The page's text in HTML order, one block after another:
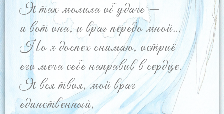
Я так молила об удаче —
и вот она, и враг передо мной…
Но я доспех снимаю, остриё
его меча себе направив в сердце.
Я вся твоя, мой враг
единственный,